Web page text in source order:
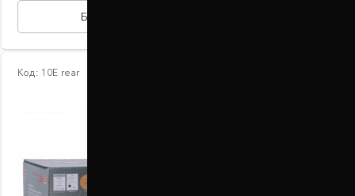
БЫСТРАЯ ПОКУПКА
Код: 10Е rear